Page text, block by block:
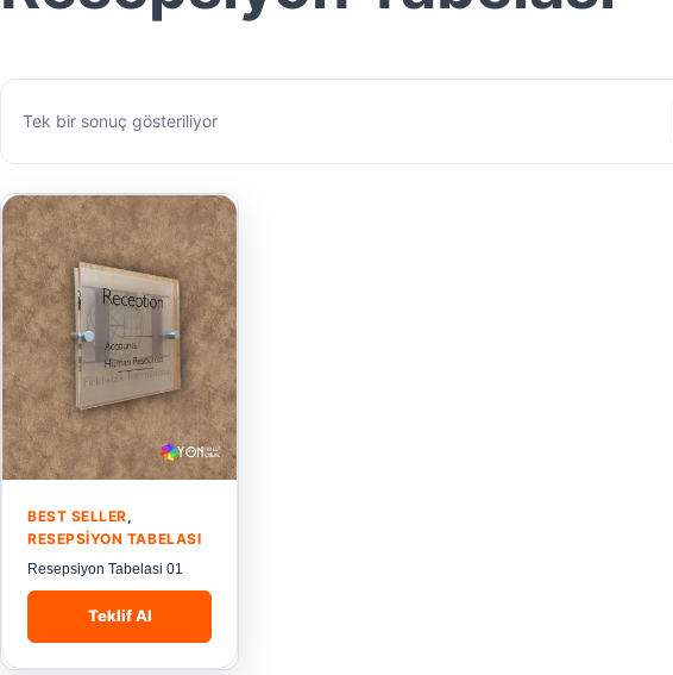
Tek bir sonuç gösteriliyor
BEST SELLER,
RESEPSIYON TABELASI
Resepsiyon Tabelasi 01
Teklif Al